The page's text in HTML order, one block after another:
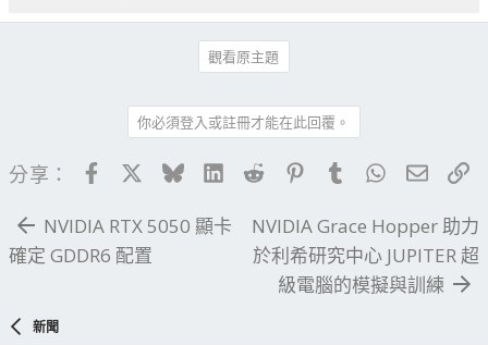
觀看原主題
你必須登入或註冊才能在此回覆。
分享： FacebookBlueskyLinkedIn
Reddit PinterestTumblrWhatsApp
電子
NVIDIA RTX 5050 顯卡
確定 GDDR6 配置
NVIDIA Grace Hopper 助力
於利希研究中心 JUPITER 超
級電腦的模擬與訓練
新聞